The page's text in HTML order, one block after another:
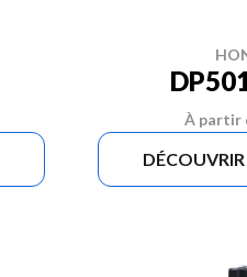
À partir